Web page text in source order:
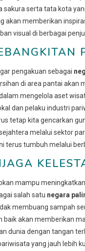
serta tata kota
akan memberikan
visual di berbagai
pengakuan sebagai
di area pantai akan
mengelola aset
dan pelaku industri
tetap kita gencarkan
melalui sektor
terus tumbuh melalui
mampu
salah satu negara
membuang sampah
baik akan memberikan
dunia dengan tangan
yang jauh lebih